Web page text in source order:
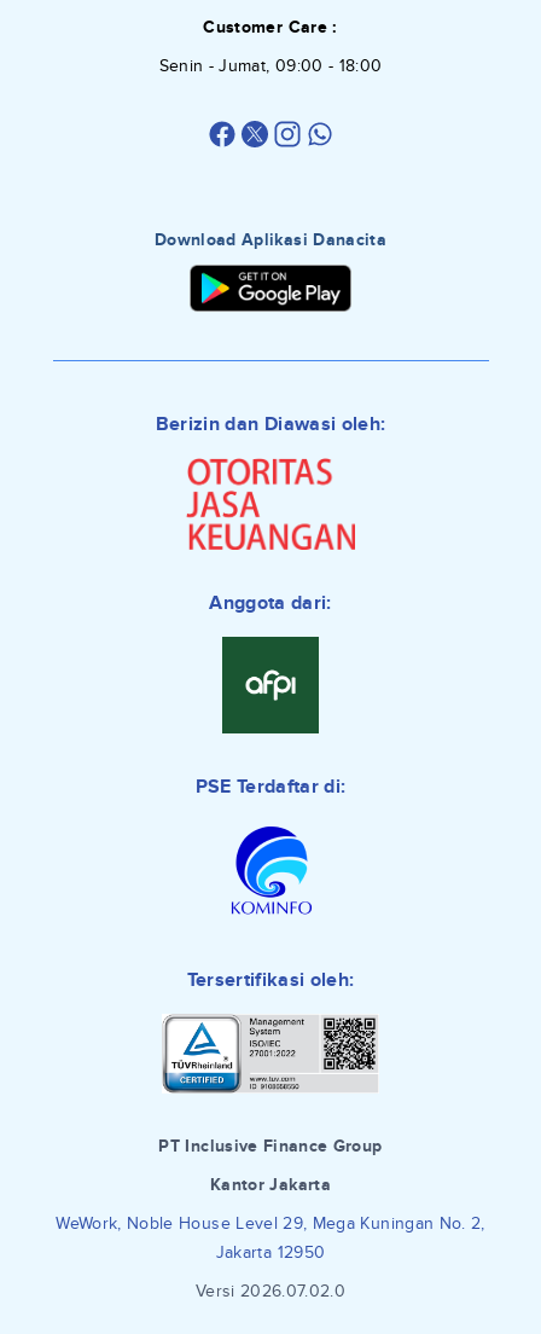
Customer Care :
Senin - Jumat, 09:00 - 18:00
Download Aplikasi Danacita
Berizin dan Diawasi oleh:
Anggota dari:
PSE Terdaftar di:
Tersertifikasi oleh:
PT Inclusive Finance Group
Kantor Jakarta
WeWork, Noble House Level 29, Mega Kuningan No. 2,
Jakarta 12950
Versi 2026.07.02.0